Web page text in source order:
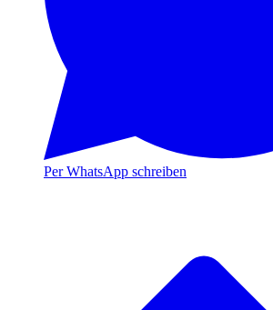
Per WhatsApp schreiben